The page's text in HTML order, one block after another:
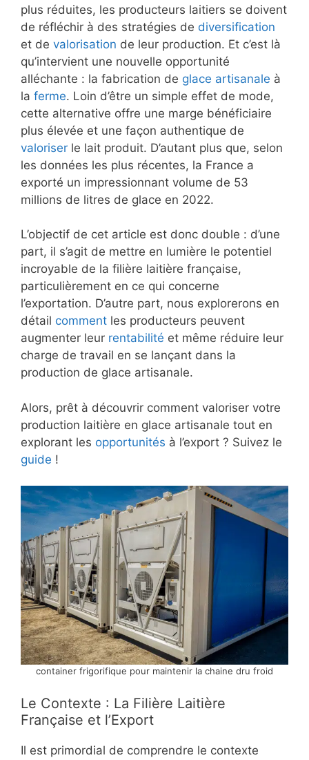
plus réduites, les producteurs laitiers se doivent
de réfléchir à des stratégies de diversification
et de valorisation de leur production. Et c’est là
qu’intervient une nouvelle opportunité
alléchante : la fabrication de glace artisanale à
la ferme. Loin d’être un simple effet de mode,
cette alternative offre une marge bénéficiaire
plus élevée et une façon authentique de
valoriser le lait produit. D’autant plus que, selon
les données les plus récentes, la France a
exporté un impressionnant volume de 53
millions de litres de glace en 2022.
L’objectif de cet article est donc double : d’une
part, il s’agit de mettre en lumière le potentiel
incroyable de la filière laitière française,
particulièrement en ce qui concerne
l’exportation. D’autre part, nous explorerons en
détail comment les producteurs peuvent
augmenter leur rentabilité et même réduire leur
charge de travail en se lançant dans la
production de glace artisanale.
Alors, prêt à découvrir comment valoriser votre
production laitière en glace artisanale tout en
explorant les opportunités à l’export ? Suivez le
guide !
container frigorifique pour maintenir la chaine dru froid
Le Contexte : La Filière Laitière
Française et l’Export
Il est primordial de comprendre le contexte